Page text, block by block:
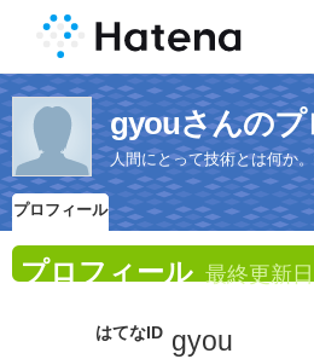
gyouさんのプ
人間にとって技術とは何か
プロフィール
プロフィール 最終更新
はてなID gyou